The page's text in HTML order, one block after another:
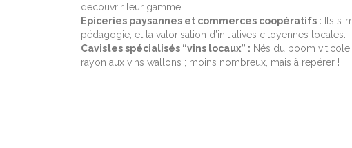
découvrir leur gamme.
Epiceries paysannes et commerces coopératifs : Ils
pédagogie, et la valorisation d’initiatives citoyennes locales.
Cavistes spécialisés “vins locaux” : Nés du boom
rayon aux vins wallons ; moins nombreux, mais à repérer !